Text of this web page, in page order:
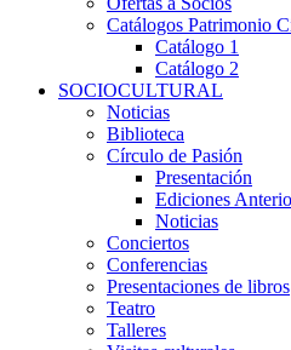
Catálogos Patrimonio
Catálogo 1
Catálogo 2
SOCIOCULTURAL
Noticias
Biblioteca
Círculo de Pasión
Presentación
Ediciones
Noticias
Conciertos
Conferencias
Presentaciones de libros
Teatro
Talleres